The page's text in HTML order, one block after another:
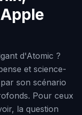
d'Atomic ?
et science-
son scénario
Pour ceux
la question